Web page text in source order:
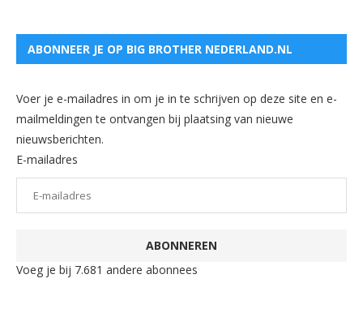
ABONNEER JE OP BIG BROTHER NEDERLAND.NL
Voer je e-mailadres in om je in te schrijven op deze site en e-
mailmeldingen te ontvangen bij plaatsing van nieuwe
nieuwsberichten.
E-mailadres
ABONNEREN
Voeg je bij 7.681 andere abonnees